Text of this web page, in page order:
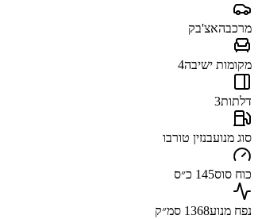
מרכבהאצ'בק
מקומות ישיבה4
דלתות3
סוג מנועבנזין טורבו
כוח סוס145 כ״ס
נפח מנוע1368 סמ״ק